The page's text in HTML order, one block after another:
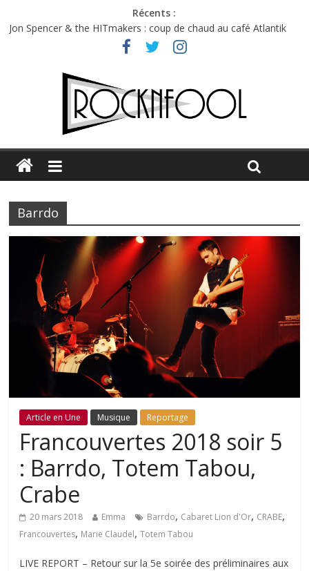
Récents :
Jon Spencer & the HITmakers : coup de chaud au café Atlantik
Hellfest 2026 vendredi : température et émotions en hausse
Hellfest 2026 jeudi : impossible de choisir entre chaleur et bonne
Première édition du Midgard Festival : entre bière, métal et
Charlie Puth à l’Olympia : la leçon de pop du Professeur Puth
Barrdo
Article en Une Musique Reportage
Francouvertes 2018 soir 5
: Barrdo, Totem Tabou,
Crabe
20 mars 2018 Emma Barrdo, Cabaret Lion d'Or, CRABE,
Francouvertes, Marie Claudel,Totem Tabou
LIVE REPORT – Retour sur la 5e soirée des préliminaires aux